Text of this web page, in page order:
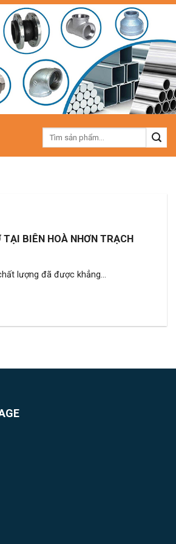
Tìm
BIÊN HOÀ NHƠN TRẠCH
lượng đã được khẳng...